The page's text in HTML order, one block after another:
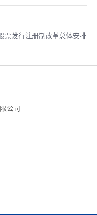
票发行注册制改革总体安排
公司